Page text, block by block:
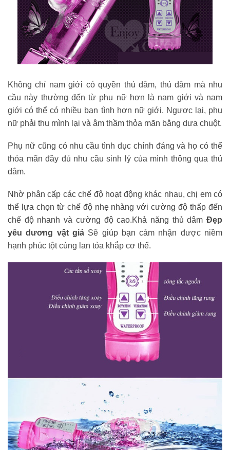
Không chỉ nam giới có quyền thủ dâm, thủ dâm mà nhu
cầu này thường đến từ phụ nữ hơn là nam giới và nam
giới có thể có nhiều bạn tình hơn nữ giới. Ngược lại, phụ
nữ phải thu mình lại và âm thầm thỏa mãn bằng dưa chuột.
Phụ nữ cũng có nhu cầu tình dục chính đáng và họ có thể
thỏa mãn đầy đủ nhu cầu sinh lý của mình thông qua thủ
dâm.
Nhờ phân cấp các chế độ hoạt động khác nhau, chị em có
thể lựa chọn từ chế độ nhẹ nhàng với cường độ thấp đến
chế độ nhanh và cường độ cao.Khả năng thủ dâm Đẹp
yêu dương vật giảSẽ giúp bạn cảm nhận được niềm
hạnh phúc tột cùng lan tỏa khắp cơ thể.